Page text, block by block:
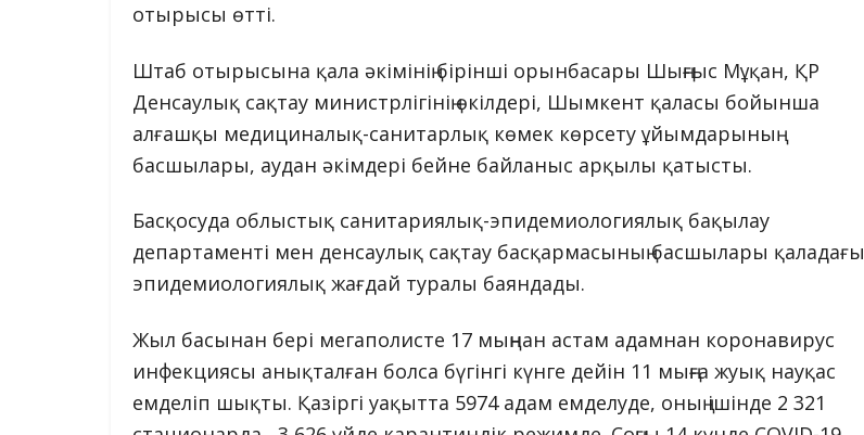
отырысы өтті.
Штаб отырысына қала әкімінің бірінші орынбасары Шыңғыс Мұқан, ҚР
Денсаулық сақтау министрлігінің өкілдері, Шымкент қаласы бойынша
алғашқы медициналық-санитарлық көмек көрсету ұйымдарының
басшылары, аудан әкімдері бейне байланыс арқылы қатысты.
Басқосуда облыстық санитариялық-эпидемиологиялық бақылау
департаменті мен денсаулық сақтау басқармасының басшылары қаладағы
эпидемиологиялық жағдай туралы баяндады.
Жыл басынан бері мегаполисте 17 мыңнан астам адамнан коронавирус
инфекциясы анықталған болса бүгінгі күнге дейін 11 мыңға жуық науқас
емделіп шықты. Қазіргі уақытта 5974 адам емделуде, оның ішінде 2 321